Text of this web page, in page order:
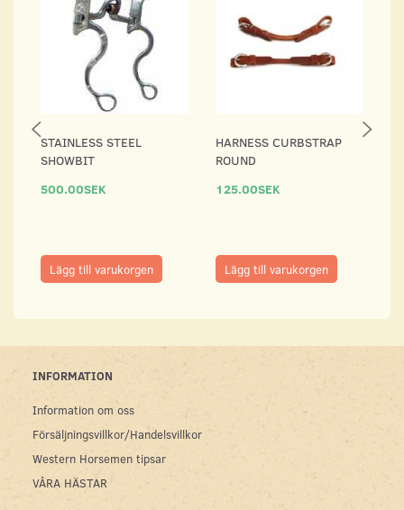
STAINLESS STEEL
SHOWBIT
500.00SEK
Lägg till varukorgen
HARNESS CURBSTRAP
ROUND
125.00SEK
Lägg till varukorgen
INFORMATION
Information om oss
Försäljningsvillkor/Handelsvillkor
Western Horsemen tipsar
VÅRA HÄSTAR